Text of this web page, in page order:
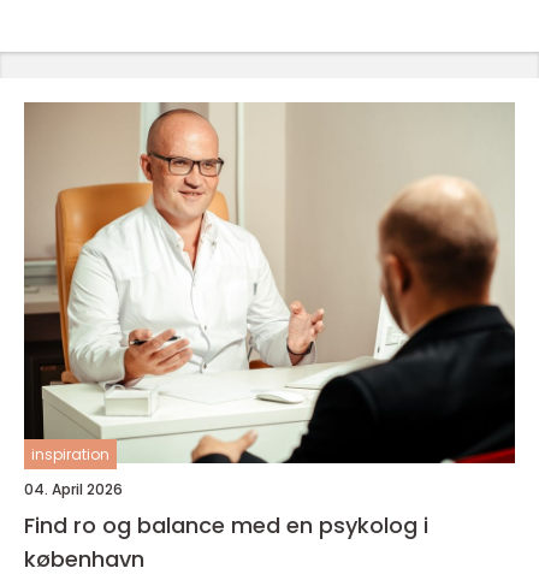
inspiration
04. April 2026
Find ro og balance med en psykolog i
københavn